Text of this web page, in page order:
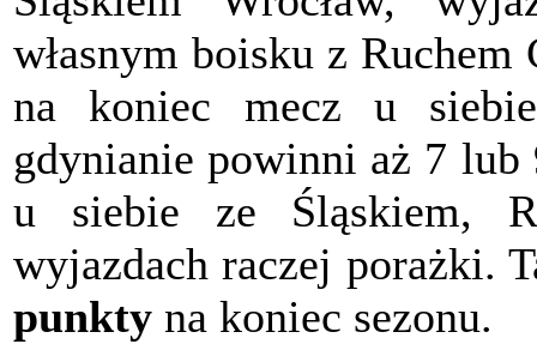
własnym boisku z
na koniec mecz u
gdynianie powinni aż 7
u siebie ze Śląskiem,
wyjazdach raczej porażki.
punkty na koniec sezonu.